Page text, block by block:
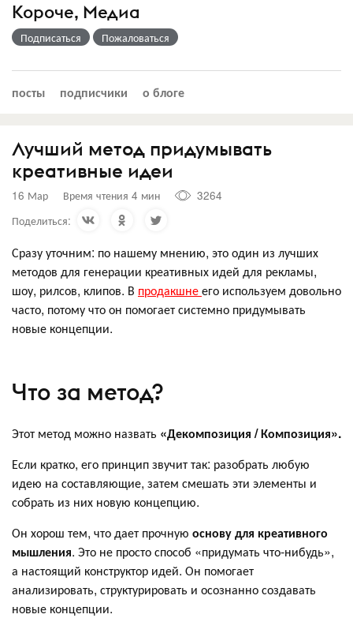
Короче, Медиа
Подписаться Пожаловаться
посты подписчики о блоге
Лучший метод придумывать
креативные идеи
16 Мар Время чтения 4 мин
3264
Поделиться:
Сразу уточним: по нашему мнению, это один из лучших
методов для генерации креативных идей для рекламы,
шоу, рилсов, клипов. В продакшнеего используем довольно
часто, потому что он помогает системно придумывать
новые концепции.
Что за метод?
Этот метод можно назвать «Декомпозиция / Композиция».
Если кратко, его принцип звучит так: разобрать любую
идею на составляющие, затем смешать эти элементы и
собрать из них новую концепцию.
Он хорош тем, что дает прочную основу для креативного
мышления. Это не просто способ «придумать что-нибудь»,
а настоящий конструктор идей. Он помогает
анализировать, структурировать и осознанно создавать
новые концепции.